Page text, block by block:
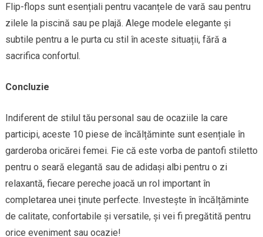
Flip-flops sunt esențiali pentru vacanțele de vară sau pentru
zilele la piscină sau pe plajă. Alege modele elegante și
subtile pentru a le purta cu stil în aceste situații, fără a
sacrifica confortul.
Concluzie
Indiferent de stilul tău personal sau de ocaziile la care
participi, aceste 10 piese de încălțăminte sunt esențiale în
garderoba oricărei femei. Fie că este vorba de pantofi stiletto
pentru o seară elegantă sau de adidași albi pentru o zi
relaxantă, fiecare pereche joacă un rol important în
completarea unei ținute perfecte. Investește în încălțăminte
de calitate, confortabile și versatile, și vei fi pregătită pentru
orice eveniment sau ocazie!